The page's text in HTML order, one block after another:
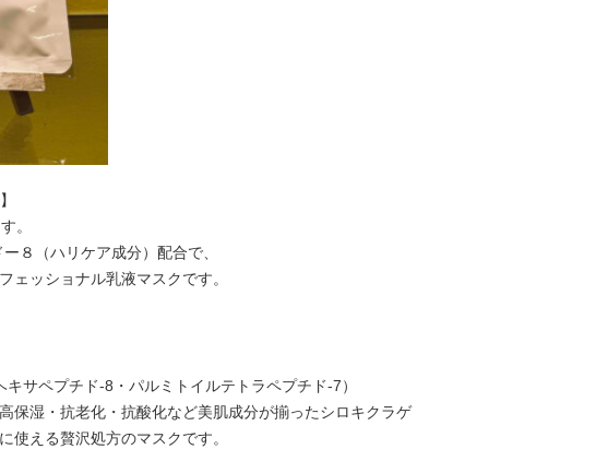
。
８（ハリケア成分）配合で、
ェッショナル乳液マスクです。
サペプチド-8・パルミトイルテトラペプチド-7）
保湿・抗老化・抗酸化など美肌成分が揃ったシロキクラゲ
使える贅沢処方のマスクです。